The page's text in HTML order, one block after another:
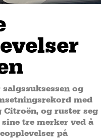
og
med
Citroën, og ruster seg
tre merker ved å
på